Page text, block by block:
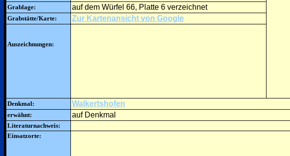
Grablage: auf dem Würfel 66, Platte 6 verzeichnet
Grabstätte/Karte: Zur Kartenansicht von Google
Auszeichnungen:
Denkmal: Walkertshofen
erwähnt: auf Denkmal
Literaturnachweis:
Einsatzorte: